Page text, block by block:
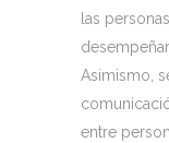
las
Asimismo,
entre